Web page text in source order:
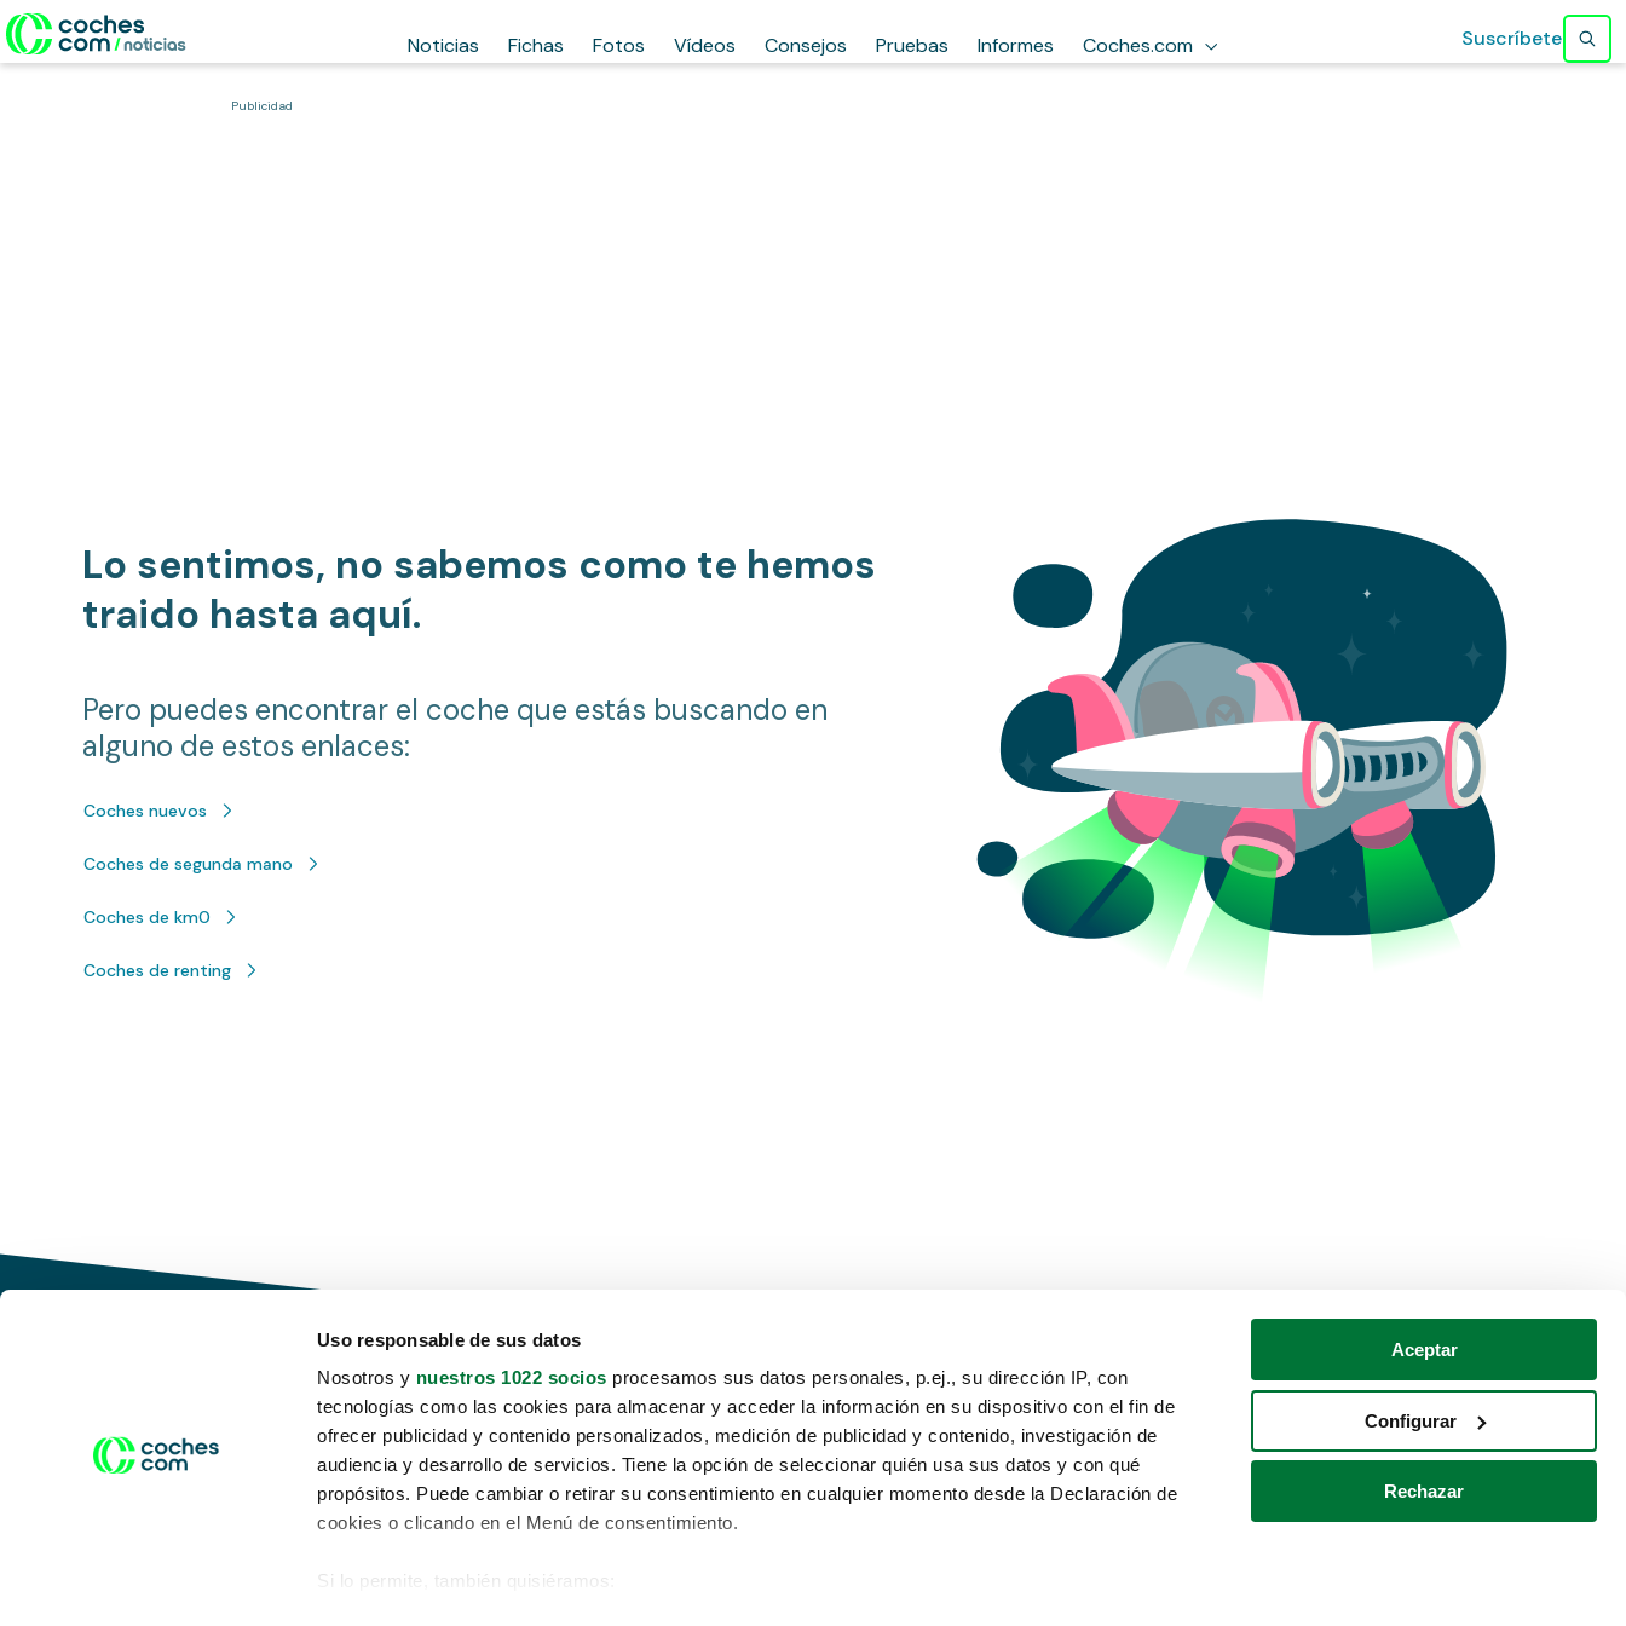
Uso responsable de sus datos
Nosotros y nuestros 1022 socios procesamos sus datos personales, p.ej., su dirección IP, con
tecnologías como las cookies para almacenar y acceder la información en su dispositivo con el fin de
ofrecer publicidad y contenido personalizados, medición de publicidad y contenido, investigación de
audiencia y desarrollo de servicios. Tiene la opción de seleccionar quién usa sus datos y con qué
propósitos. Puede cambiar o retirar su consentimiento en cualquier momento desde la Declaración de
cookies o clicando en el Menú de consentimiento.
Si lo permite, también quisiéramos:
Aceptar
Configurar
Rechazar
Noticias Fichas Fotos Vídeos Consejos Pruebas Informes Coches.com Suscríbete
Publicidad
Lo sentimos, no sabemos como te hemos
traido hasta aquí.
Pero puedes encontrar el coche que estás buscando en
alguno de estos enlaces:
Coches nuevos
Coches de segunda mano
Coches de km0
Coches de renting
Conduce tu futuro,
desata tu movilidad